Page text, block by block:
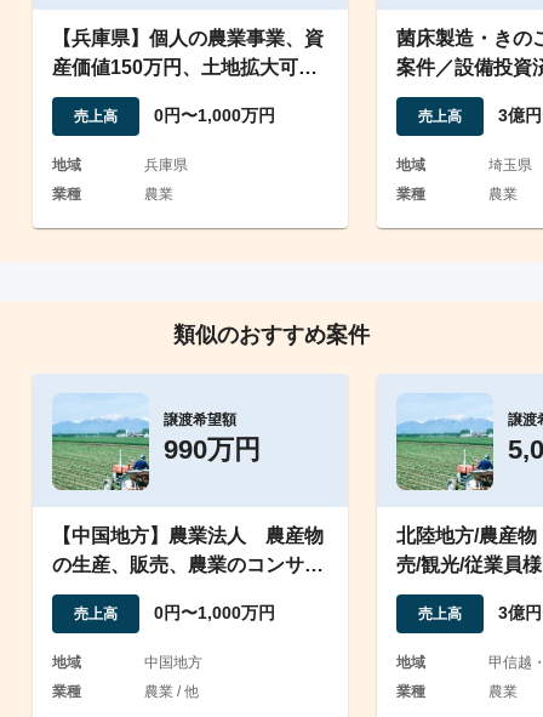
【兵庫県】個人の農業事業、資
産価値150万円、土地拡大可能
で黒字化の可能性あり
売上高 0円〜1,000万円
地域
兵庫県
業種
農業
菌床製造・きの
案件／設備投資
／外販強化フェ
売上高 3億
地域
埼玉県
業種
農業
類似のおすすめ案件
譲渡希望額
990万円
【中国地方】農業法人 農産物
の生産、販売、農業のコンサル
ティング業務
売上高 0円〜1,000万円
地域
中国地方
業種
農業 / 他
譲渡
北陸地方/農産物
売/観光/従業員
可能】
売上高 3億
地域
甲信越
業種
農業